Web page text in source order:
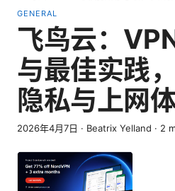
GENERAL
飞鸟云：
与最佳实践
隐私与上网
2026年4月7日 · Beatrix Yelland · 2